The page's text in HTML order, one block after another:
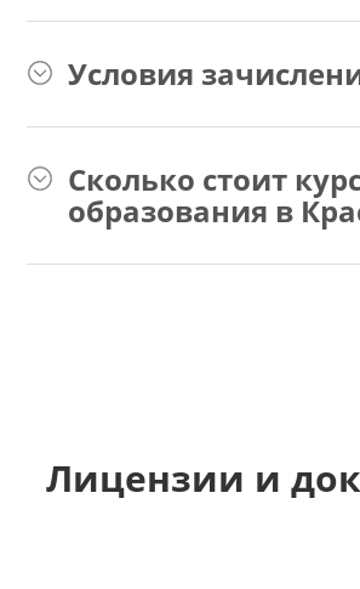
Условия
Сколько стоит
образования в
Лицензии и